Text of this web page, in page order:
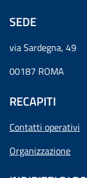
SEDE
via Sardegna, 49
00187 ROMA
RECAPITI
Contatti operativi
Organizzazione